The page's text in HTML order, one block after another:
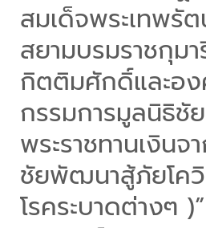
สมเด็จพระเทพรั
สยามบรมราชกุม
กิตติมศักดิ์และอง
กรรมการมูลนิธิ
พระราชทานเงิน
ชัยพัฒนาสู้ภัยโควิ
โรคระบาดต่างๆ